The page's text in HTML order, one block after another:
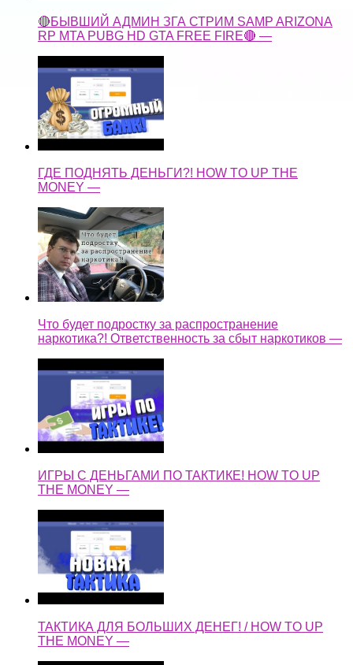
🔴БЫВШИЙ АДМИН ЗГА СТРИМ SAMP ARIZONA
RP MTA PUBG HD GTA FREE FIRE🔴 —
ГДЕ ПОДНЯТЬ ДЕНЬГИ?! HOW TO UP THE
MONEY —
Что будет подростку за распространение
наркотика?! Ответственность за сбыт наркотиков —
ИГРЫ С ДЕНЬГАМИ ПО ТАКТИКЕ! HOW TO UP
THE MONEY —
ТАКТИКА ДЛЯ БОЛЬШИХ ДЕНЕГ! / HOW TO UP
THE MONEY —